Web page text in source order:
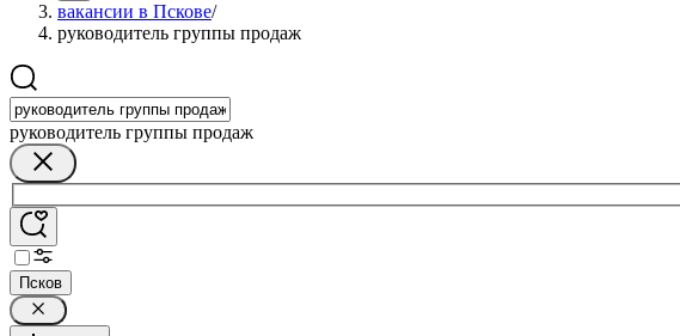
вакансии в Пскове/
руководитель группы продаж
руководитель группы продаж
Псков